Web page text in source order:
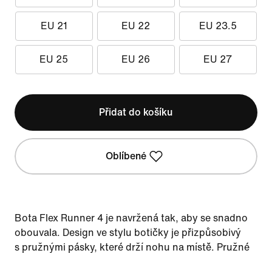
EU 21 EU 22 EU 23.5
EU 25 EU 26 EU 27
Přidat do košíku
Oblíbené
Bota Flex Runner 4 je navržená tak, aby se snadno
obouvala. Design ve stylu botičky je přizpůsobivý
s pružnými pásky, které drží nohu na místě. Pružné